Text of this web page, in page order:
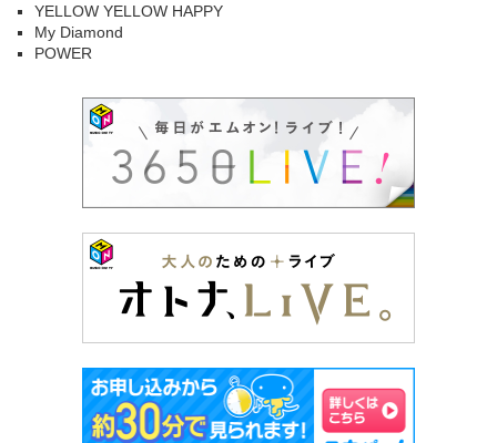
YELLOW YELLOW HAPPY
My Diamond
POWER